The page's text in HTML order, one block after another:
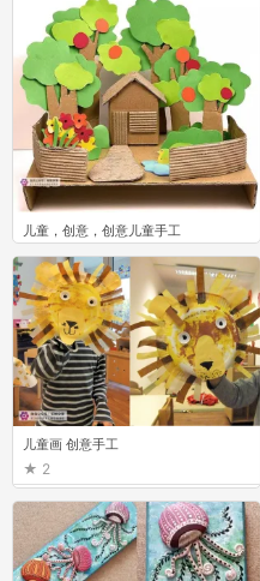
儿童画 创意手工
2
儿童，创意，创意儿童手工
1